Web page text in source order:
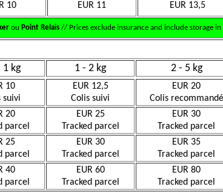
10 EUR 11 EUR 13,5
ou Point Relais// Prices exclude insurance and include storage in
1 kg 1 - 2 kg 2 - 5 kg
10
suivi
EUR 12,5
Colis suivi
EUR 20
Colis recommandé
20
parcel
EUR 25
Tracked parcel
EUR 30
Tracked parcel
25
parcel
EUR 30
Tracked parcel
EUR 35
Tracked parcel
40
parcel
EUR 60
Tracked parcel
EUR 80
Tracked parcel